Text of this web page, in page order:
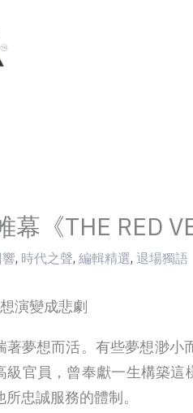
幕《THE RED
, 時代之聲, 編輯精選, 退場獨語
演變成悲劇
著夢想而活。有些夢想渺
級官員，曾奉獻一生構築
忠誠服務的體制。